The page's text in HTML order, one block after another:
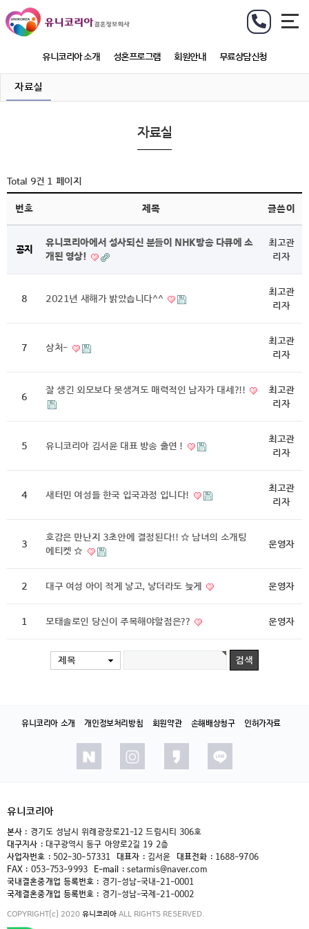
유니코리아 소개 성혼프로그램 회원안내 무료상담신청
자료실
자료실
Total 9건 1 페이지
번호 제목 글쓴이
공지
유니코리아에서 성사되신 분들이 NHK방송 다큐에 소
개된 영상!
최고관
리자
8 2021년 새해가 밝았습니다^^
최고관
리자
7 상처-
최고관
리자
6
잘 생긴 외모보다 못생겨도 매력적인 남자가 대세?!!
최고관
리자
5 유니코리아 김서윤 대표 방송 출연 !
최고관
리자
4 새터민 여성들 한국 입국과정 입니다!
최고관
리자
3
호감은 만난지 3초안에 결정된다!! ☆ 남녀의 소개팅
에티켓 ☆
운영자
2 대구 여성 아이 적게 낳고, 낳더라도 늦게 운영자
1 모태솔로인 당신이 주목해야할점은?? 운영자
제목
유니코리아 소개 개인정보처리방침 회원약관 손해배상청구 인허가자료
유니코리아
본사 : 경기도 성남시 위례광장로21-12 드림시티 306호
대구지사 : 대구광역시 동구 아양로2길 19 2층
사업자번호 : 502-30-57331 대표자 : 김서윤 대표전화 : 1688-9706
FAX : 053-753-9993 E-mail : setarmis@naver.com
국내결혼중개업 등록번호 : 경기-성남-국내-21-0001
국제결혼중개업 등록번호 : 경기-성남-국제-21-0002
COPYRIGHT(c) 2020 유니코리아 ALL RIGHTS RESERVED.